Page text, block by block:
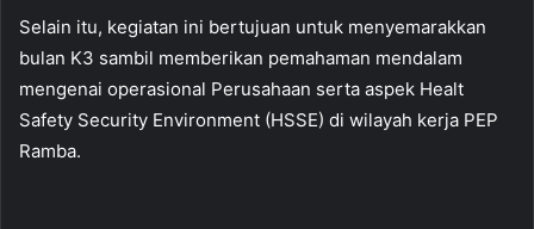
Selain itu, kegiatan ini bertujuan untuk menyemarakkan
bulan K3 sambil memberikan pemahaman mendalam
mengenai operasional Perusahaan serta aspek Healt
Safety Security Environment (HSSE) di wilayah kerja PEP
Ramba.